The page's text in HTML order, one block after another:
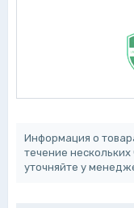
Информация о
течение
уточняйте у